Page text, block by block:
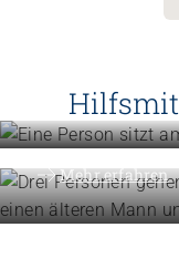
Mehr erfahren
Menschen
Know-
Mehr erfahren
Höhere Fachschulen